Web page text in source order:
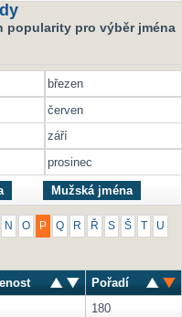
popularity pro výběr jména
březen
červen
září
prosinec
Mužská jména
N O P Q R Ř S Š U
Pořadí
180